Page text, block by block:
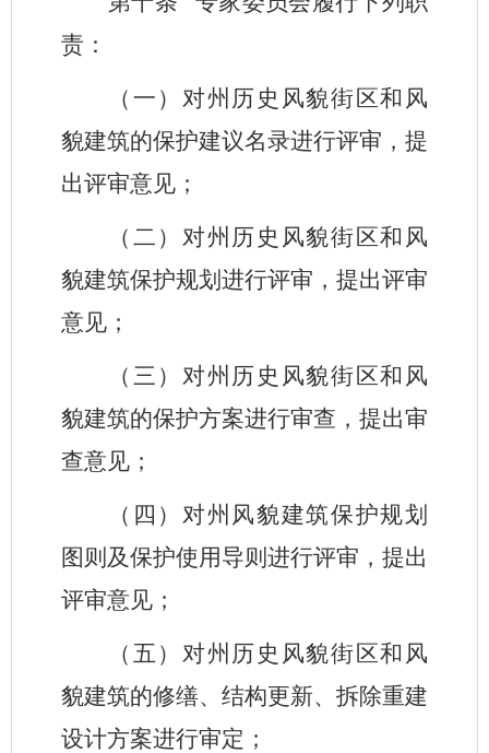
责：
（一）对州历史风貌街区和风
貌建筑的保护建议名录进行评审，提
出评审意见；
（二）对州历史风貌街区和风
貌建筑保护规划进行评审，提出评审
意见；
（三）对州历史风貌街区和风
貌建筑的保护方案进行审查，提出审
查意见；
（四）对州风貌建筑保护规划
图则及保护使用导则进行评审，提出
评审意见；
（五）对州历史风貌街区和风
貌建筑的修缮、结构更新、拆除重建
设计方案进行审定；